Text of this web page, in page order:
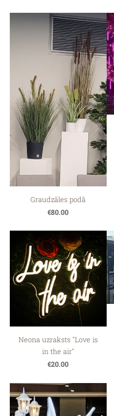
Graudzāles podā
€80.00
Neona uzraksts "Love is
in the air"
€20.00